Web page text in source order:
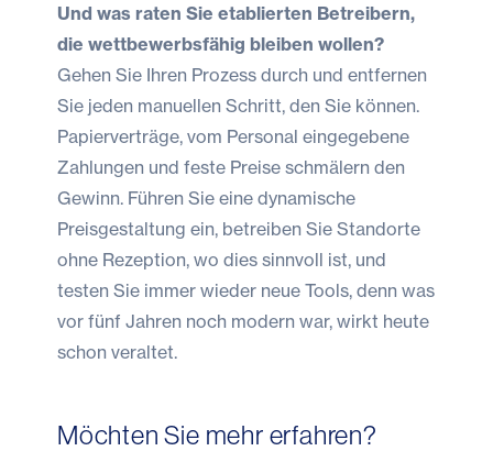
Und was raten Sie etablierten Betreibern,
die wettbewerbsfähig bleiben wollen?
Gehen Sie Ihren Prozess durch und entfernen
Sie jeden manuellen Schritt, den Sie können.
Papierverträge, vom Personal eingegebene
Zahlungen und feste Preise schmälern den
Gewinn. Führen Sie eine dynamische
Preisgestaltung ein, betreiben Sie Standorte
ohne Rezeption, wo dies sinnvoll ist, und
testen Sie immer wieder neue Tools, denn was
vor fünf Jahren noch modern war, wirkt heute
schon veraltet.
Möchten Sie mehr erfahren?